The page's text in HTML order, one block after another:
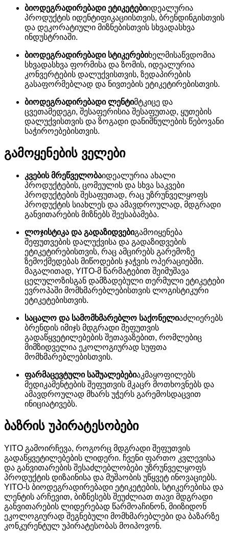
ბიოდეგრადირებადი ეტიკეტებიიდეალურია
პროდუქტის იდენტიფიკაციისთვის, ბრენდინგისთვის
და დეკორატიული მიზნებისთვის სხვადასხვა
ინდუსტრიაში.
ბიოდეგრადირებადი სტიკერებიხელმისაწვდომია
სხვადასხვა ფორმისა და ზომის, იდეალურია
კონვერტების დალუქვისთვის, ზედაპირების
გასაფორმებლად და ნივთების ეტიკეტირებისთვის.
ბიოდეგრადირებადი ლენტიმტკიცე და
ცვეთამედეგი, შესაფერისია შესაფუთად, ყუთების
დალუქვისთვის და ზოგადი დანიშნულების წებოვანი
საჭიროებებისთვის.
გამოყენების ველები
კვების მრეწველობაიდეალურია ახალი
პროდუქტების, ცომეულის და სხვა საკვები
პროდუქტების შესაფუთად, რაც უზრუნველყოფს
პროდუქტის სიახლეს და ამავდროულად, მდგრადი
განვითარების მიზნებს შეესაბამება.
ლოჯისტიკა და გადაზიდვებიგამოიყენება
შეფუთვების დალუქვისა და გადაზიდვების
ეტიკეტირებისთვის, რაც ამცირებს გარემოზე
ზემოქმედებას მიწოდების ჯაჭვის ოპერაციებში.
მაგალითად, YITO-მ წარმატებით შეიმუშავა
ცელულოზისგან დამზადებული თერმული ეტიკეტები
ევროპაში მომხმარებლებისთვის ლოგისტიკური
ეტიკეტებისთვის.
საცალო და სამომხმარებლო საქონელიაძლიერებს
ბრენდის იმიჯს მდგრადი შეფუთვის
გადაწყვეტილებების შეთავაზებით, რომლებიც
მიმზიდველია ეკოლოგიურად სუფთა
მომხმარებლებისთვის.
ფარმაცევტული საშუალებებიაკმაყოფილებს
მედიკამენტების შეფუთვის მკაცრ მოთხოვნებს და
ამავდროულად მხარს უჭერს გარემოსდაცვით
ინიციატივებს.
ბაზრის უპირატესობები
YITO გამოირჩევა, როგორც მდგრადი შეფუთვის
გადაწყვეტილებების ლიდერი. ჩვენი ფართო კვლევისა
და განვითარების შესაძლებლობები უზრუნველყოფს
პროდუქტის დიზაინისა და მუშაობის უწყვეტ ინოვაციებს.
YITO-ს ბიოდეგრადირებადი ეტიკეტების, სტიკერებისა და
ლენტის არჩევით, ბიზნესებს შეუძლიათ თავი მდგრადი
განვითარების ლიდერებად წარმოაჩინონ, მიიზიდონ
ეკოლოგიურად შეგნებული მომხმარებლები და ბაზარზე
კონკურენტულ უპირატესობას მოიპოვონ.